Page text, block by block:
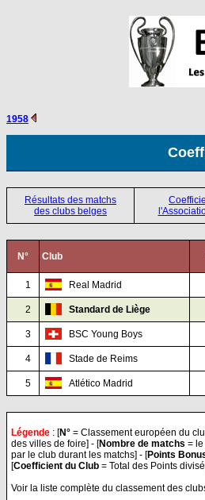
1958
Résultats des matchs
des clubs belges
N° Club
1 Real Madrid
2 Standard de Liège
3 BSC Young Boys
4 Stade de Reims
5 Atlético Madrid
Légende : [N° = Classement européen du
des villes de foire] - [Nombre de matchs =
par le club durant les matchs] - [Points
[Coefficient du Club = Total des Points
Voir la liste complète du classement des